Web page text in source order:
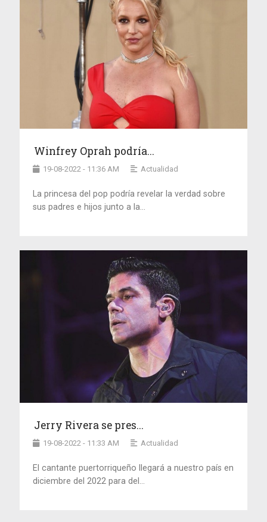
Winfrey Oprah podría...
19-08-2022 - 11:36 AM Actualidad
La princesa del pop podría revelar la verdad sobre
sus padres e hijos junto a la...
Jerry Rivera se pres...
19-08-2022 - 11:33 AM Actualidad
El cantante puertorriqueño llegará a nuestro país en
diciembre del 2022 para del...